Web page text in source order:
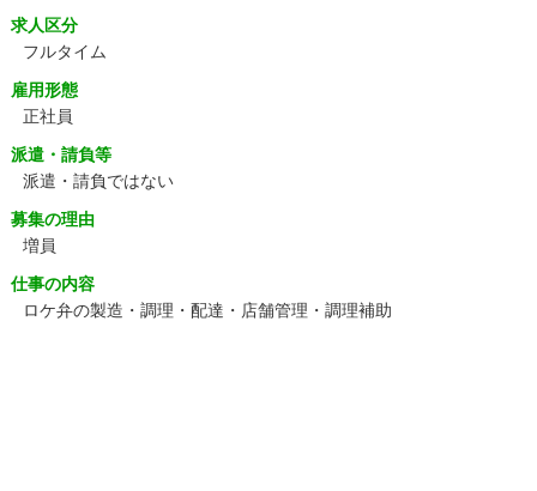
求人区分
フルタイム
雇用形態
正社員
派遣・請負等
派遣・請負ではない
募集の理由
増員
仕事の内容
ロケ弁の製造・調理・配達・店舗管理・調理補助